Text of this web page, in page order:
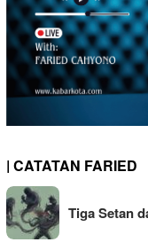
| CATATAN FARIED
Tiga Setan